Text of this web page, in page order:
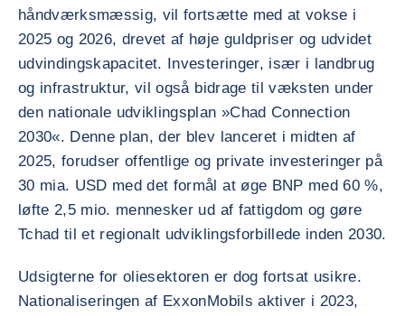
håndværksmæssig, vil fortsætte med at vokse i
2025 og 2026, drevet af høje guldpriser og udvidet
udvindingskapacitet. Investeringer, især i landbrug
og infrastruktur, vil også bidrage til væksten under
den nationale udviklingsplan »Chad Connection
2030«. Denne plan, der blev lanceret i midten af
2025, forudser offentlige og private investeringer på
30 mia. USD med det formål at øge BNP med 60 %,
løfte 2,5 mio. mennesker ud af fattigdom og gøre
Tchad til et regionalt udviklingsforbillede inden 2030.
Udsigterne for oliesektoren er dog fortsat usikre.
Nationaliseringen af ExxonMobils aktiver i 2023,